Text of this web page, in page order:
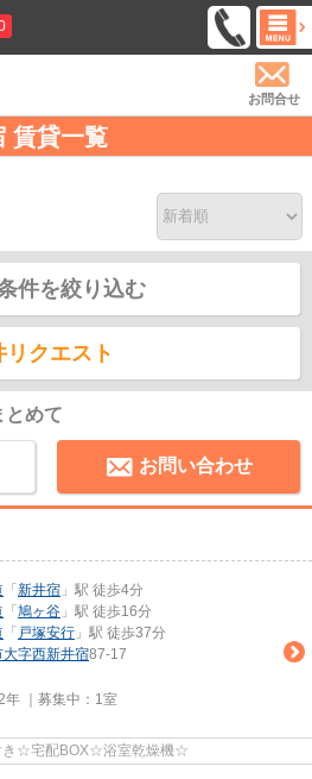
お問合せ
賃貸一覧
件を絞り込む
リクエスト
とめて
お問い合わせ
「 新井宿 」駅 徒歩4分
「 鳩ヶ谷 」駅 徒歩16分
「 戸塚安行 」駅 徒歩37分
大字西新井宿87-17
｜募集中： 1室
☆宅配BOX☆浴室乾燥機☆